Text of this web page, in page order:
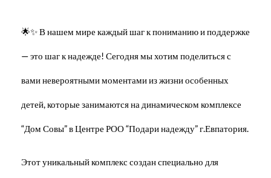
🌟✨ В нашем мире каждый шаг к пониманию и поддержке
— это шаг к надежде! Сегодня мы хотим поделиться с
вами невероятными моментами из жизни особенных
детей, которые занимаются на динамическом комплексе
“Дом Совы” в Центре РОО “Подари надежду” г.Евпатория.
Этот уникальный комплекс создан специально для